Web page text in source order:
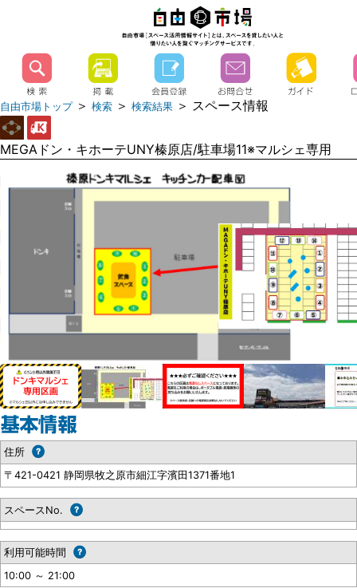
自由市場トップ＞ 検索 ＞ 検索結果 ＞ スペース情報
MEGAドン・キホーテUNY榛原店/駐車場11※マルシェ専用
住所
〒421-0421 静岡県牧之原市細江字濱田1371番地1
スペースNo.
利用可能時間
10:00 ～ 21:00